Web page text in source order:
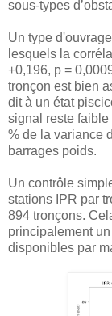
sous-types
Un type
lesquels la
+0,196, p =
tronçon est bien
dit à un état
signal reste faible
% de la variance
barrages poids.
Un contrôle
stations IPR par
894 tronçons.
principalement
disponibles par